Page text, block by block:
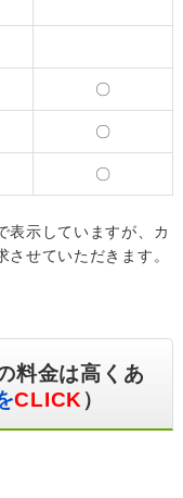
〇
〇
〇
表示していますが、カ
せていただきます。
料金は高くあ
CLICK ）